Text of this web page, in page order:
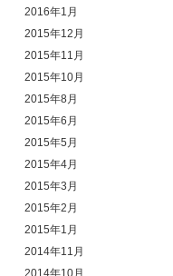
2016年1月
2015年12月
2015年11月
2015年10月
2015年8月
2015年6月
2015年5月
2015年4月
2015年3月
2015年2月
2015年1月
2014年11月